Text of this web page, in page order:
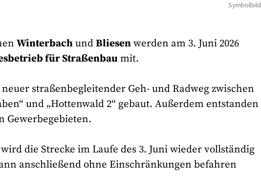
Symbolbild
WinterbachundBliesenwerden am 3. Juni 2026
für Straßenbaumit.
straßenbegleitender Geh- und Radweg zwischen
und „Hottenwald 2“ gebaut. Außerdem entstanden
Gewerbegebieten.
die Strecke im Laufe des 3. Juni wieder vollständig
anschließend ohne Einschränkungen befahren